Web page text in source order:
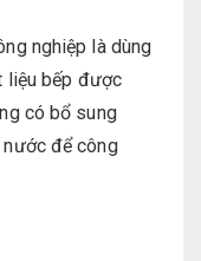
nghiệp là dùng
liệu bếp được
có bổ sung
để công